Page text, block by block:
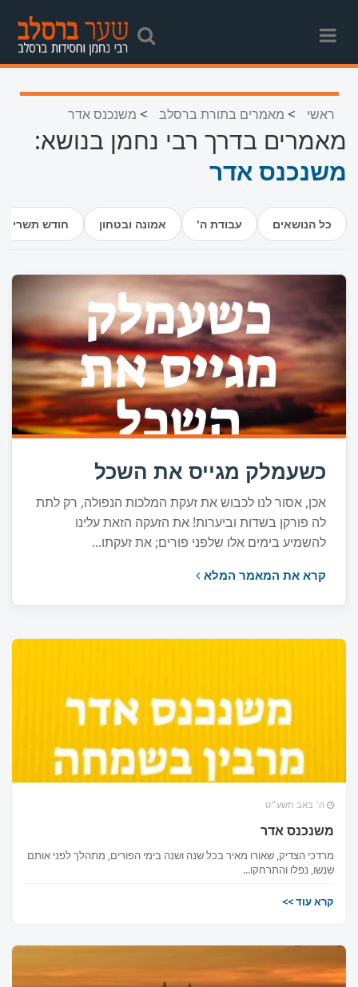
ראשי > מאמרים בתורת ברסלב > משנכנס אדר
מאמרים בדרך רבי נחמן בנושא:
משנכנס אדר
כל הנושאים עבודת ה' אמונה ובטחון חודש תשרי
כשעמלק מגייס את השכל
אכן, אסור לנו לכבוש את זעקת המלכות הנפולה, רק לתת
לה פורקן בשדות וביערות! את הזעקה הזאת עלינו
להשמיע בימים אלו שלפני פורים; את זעקתו...
קרא את המאמר המלא
ה׳ באב תשע״ט
משנכנס אדר
מרדכי הצדיק, שאורו מאיר בכל שנה ושנה בימי הפורים, מתהלך לפני אותם
שנשו, נפלו והתרחקו...
קרא עוד >>